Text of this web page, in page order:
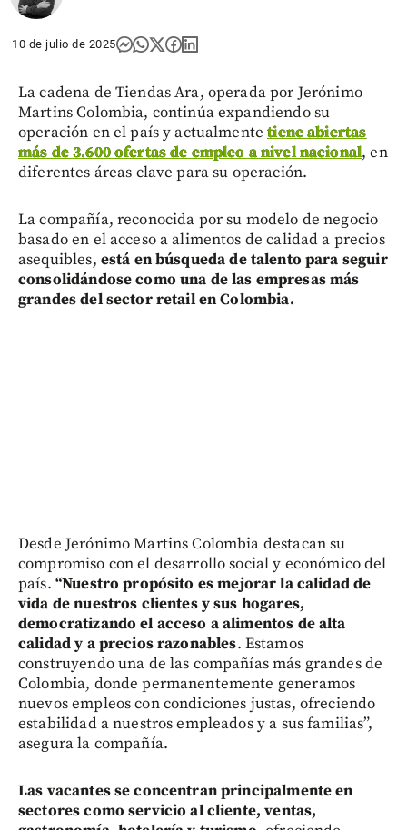
10 de julio de 2025
La cadena de Tiendas Ara, operada por Jerónimo
Martins Colombia, continúa expandiendo su
operación en el país y actualmente tiene abiertas
más de 3.600 ofertas de empleo a nivel nacional, en
diferentes áreas clave para su operación.
La compañía, reconocida por su modelo de negocio
basado en el acceso a alimentos de calidad a precios
asequibles, está en búsqueda de talento para seguir
consolidándose como una de las empresas más
grandes del sector retail en Colombia.
Desde Jerónimo Martins Colombia destacan su
compromiso con el desarrollo social y económico del
país. “Nuestro propósito es mejorar la calidad de
vida de nuestros clientes y sus hogares,
democratizando el acceso a alimentos de alta
calidad y a precios razonables. Estamos
construyendo una de las compañías más grandes de
Colombia, donde permanentemente generamos
nuevos empleos con condiciones justas, ofreciendo
estabilidad a nuestros empleados y a sus familias”,
asegura la compañía.
Las vacantes se concentran principalmente en
sectores como servicio al cliente, ventas,